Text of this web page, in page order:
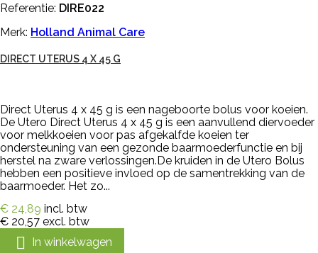
Referentie: DIRE022
Merk: Holland Animal Care
DIRECT UTERUS 4 X 45 G
Direct Uterus 4 x 45 g is een nageboorte bolus voor koeien.
De Utero Direct Uterus 4 x 45 g is een aanvullend diervoeder
voor melkkoeien voor pas afgekalfde koeien ter
ondersteuning van een gezonde baarmoederfunctie en bij
herstel na zware verlossingen.De kruiden in de Utero Bolus
hebben een positieve invloed op de samentrekking van de
baarmoeder. Het zo...
€ 24,89 incl. btw
€ 20,57 excl. btw
 In winkelwagen